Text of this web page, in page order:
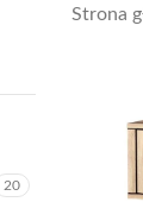
20
Strona